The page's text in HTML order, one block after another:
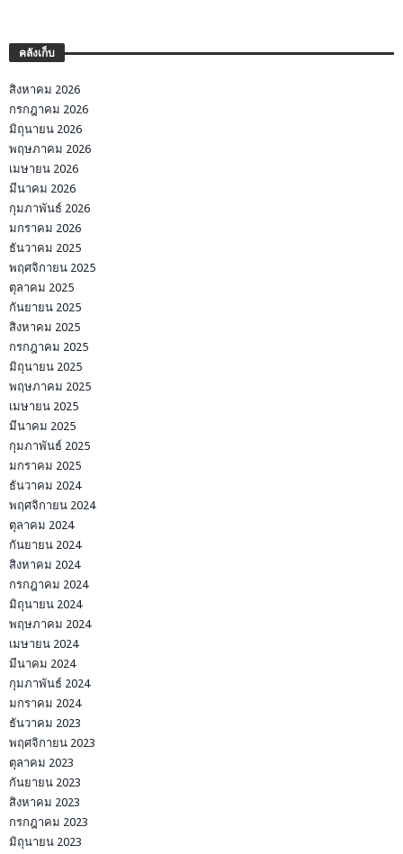
คลังเก็บ
สิงหาคม 2026
กรกฎาคม 2026
มิถุนายน 2026
พฤษภาคม 2026
เมษายน 2026
มีนาคม 2026
กุมภาพันธ์ 2026
มกราคม 2026
ธันวาคม 2025
พฤศจิกายน 2025
ตุลาคม 2025
กันยายน 2025
สิงหาคม 2025
กรกฎาคม 2025
มิถุนายน 2025
พฤษภาคม 2025
เมษายน 2025
มีนาคม 2025
กุมภาพันธ์ 2025
มกราคม 2025
ธันวาคม 2024
พฤศจิกายน 2024
ตุลาคม 2024
กันยายน 2024
สิงหาคม 2024
กรกฎาคม 2024
มิถุนายน 2024
พฤษภาคม 2024
เมษายน 2024
มีนาคม 2024
กุมภาพันธ์ 2024
มกราคม 2024
ธันวาคม 2023
พฤศจิกายน 2023
ตุลาคม 2023
กันยายน 2023
สิงหาคม 2023
กรกฎาคม 2023
มิถุนายน 2023